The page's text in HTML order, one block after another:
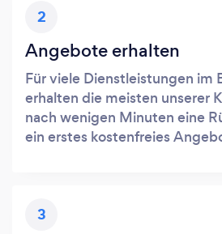
2
Angebote erhalten
Für viele Dienstleistungen im
erhalten die meisten unserer
nach wenigen Minuten eine
ein erstes kostenfreies
3